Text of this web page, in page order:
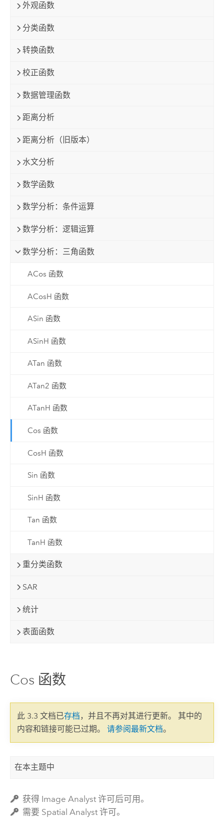
外观函数
分类函数
转换函数
校正函数
数据管理函数
距离分析
距离分析（旧版本）
水文分析
数学函数
数学分析：条件运算
数学分析：逻辑运算
数学分析：三角函数
ACos 函数
ACosH 函数
ASin 函数
ASinH 函数
ATan 函数
ATan2 函数
ATanH 函数
Cos 函数
CosH 函数
Sin 函数
SinH 函数
Tan 函数
TanH 函数
重分类函数
SAR
统计
表面函数
Cos 函数
此 3.3 文档已存档，并且不再对其进行更新。 其中的
内容和链接可能已过期。 请参阅最新文档。
在本主题中
获得 Image Analyst 许可后可用。
需要 Spatial Analyst 许可。